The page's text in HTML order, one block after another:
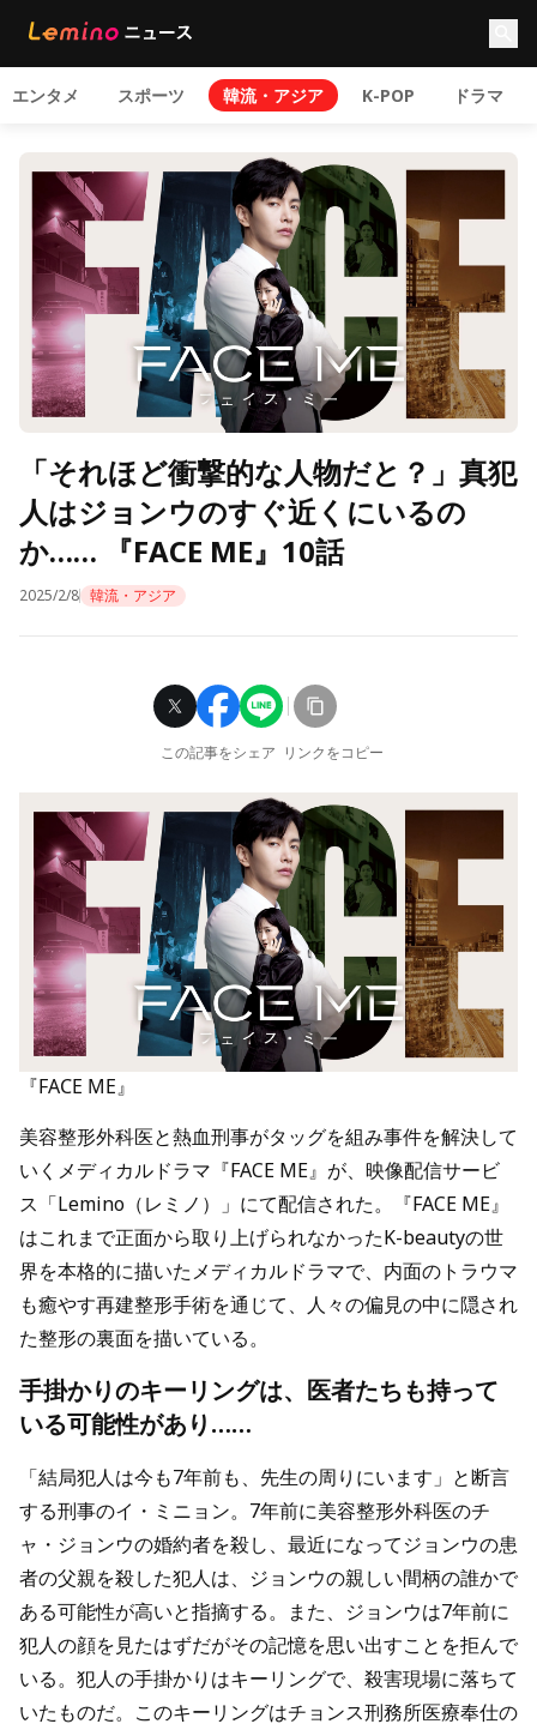
エンタメ スポーツ 韓流・アジア K-POP ドラマ
「それほど衝撃的な人物だと？」真犯
人はジョンウのすぐ近くにいるの
か…… 『FACE ME』10話
2025/2/8 韓流・アジア
この記事をシェア リンクをコピー
『FACE ME』
美容整形外科医と熱血刑事がタッグを組み事件を解決して
いくメディカルドラマ『FACE ME』が、映像配信サービ
ス「Lemino（レミノ）」にて配信された。『FACE ME』
はこれまで正面から取り上げられなかったK-beautyの世
界を本格的に描いたメディカルドラマで、内面のトラウマ
も癒やす再建整形手術を通じて、人々の偏見の中に隠され
た整形の裏面を描いている。
手掛かりのキーリングは、医者たちも持って
いる可能性があり……
「結局犯人は今も7年前も、先生の周りにいます」と断言
する刑事のイ・ミニョン。7年前に美容整形外科医のチ
ャ・ジョンウの婚約者を殺し、最近になってジョンウの患
者の父親を殺した犯人は、ジョンウの親しい間柄の誰かで
ある可能性が高いと指摘する。また、ジョンウは7年前に
犯人の顔を見たはずだがその記憶を思い出すことを拒んで
いる。犯人の手掛かりはキーリングで、殺害現場に落ちて
いたものだ。このキーリングはチョンス刑務所医療奉仕の